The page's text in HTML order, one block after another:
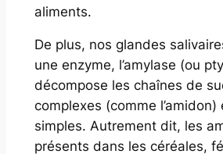
aliments.
De plus, nos glandes
une enzyme, l’amylase (ou
décompose les chaînes de
complexes (comme l’amidon)
simples. Autrement dit, les
présents dans les céréales,